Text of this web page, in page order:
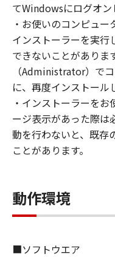
２．制限
(1) お客様は、再
布、リースもしく
第三者に「本ソフ
はできません。
(2) お客様は、「
は一部を修正、改
ブル、その他リバ
ことはできません
為をさせてはなり
お客様は、「本ソ
ノンまたはキヤノ
てWindowsにログオン
・お使いのコンピュ
インストーラーを実行
できないことがありま
（Administrator）で
に、再度インストール
・インストーラーを
ージ表示があった際は
動を行わないと、既存
ことがあります。
動作環境
■ソフトウエア